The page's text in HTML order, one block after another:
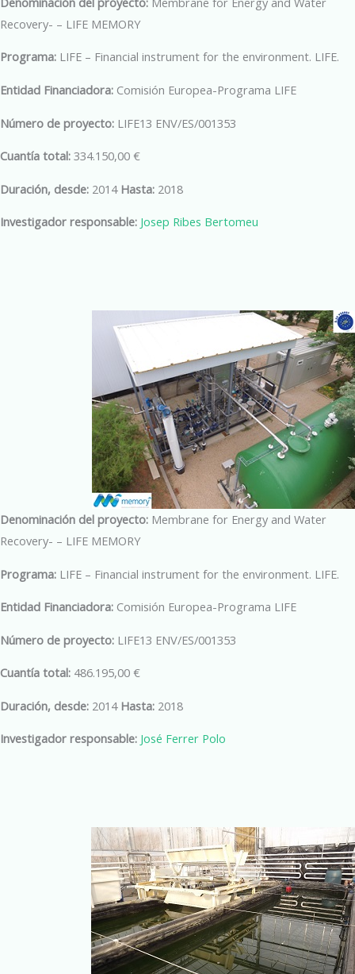
Recovery- – LIFE MEMORY
Programa: LIFE – Financial instrument for the environment. LIFE.
Entidad Financiadora: Comisión Europea-Programa LIFE
Número de proyecto: LIFE13 ENV/ES/001353
Cuantía total: 334.150,00 €
Duración, desde: 2014 Hasta: 2018
Investigador responsable: Josep Ribes Bertomeu
Denominación del proyecto: Membrane for Energy and Water
Recovery- – LIFE MEMORY
Programa: LIFE – Financial instrument for the environment. LIFE.
Entidad Financiadora: Comisión Europea-Programa LIFE
Número de proyecto: LIFE13 ENV/ES/001353
Cuantía total: 486.195,00 €
Duración, desde: 2014 Hasta: 2018
Investigador responsable: José Ferrer Polo